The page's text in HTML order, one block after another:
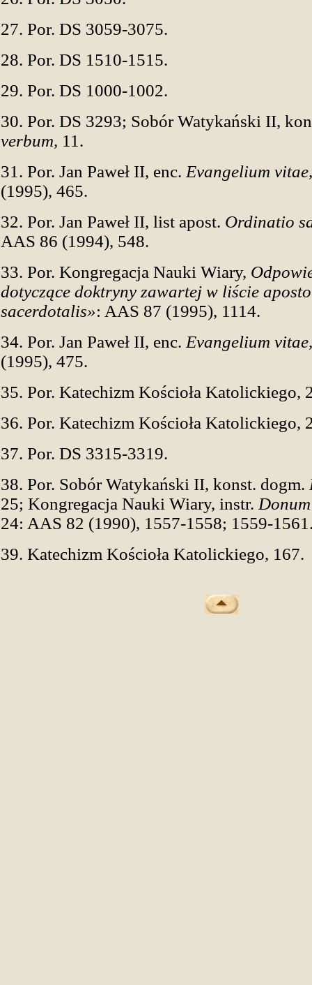
27. Por. DS 3059-3075.
28. Por. DS 1510-1515.
29. Por. DS 1000-1002.
30. Por. DS 3293; Sobór Watykański II,
verbum, 11.
31. Por. Jan Paweł II, enc. Evangelium vitae,
(1995), 465.
32. Por. Jan Paweł II, list apost. Ordinatio
AAS 86 (1994), 548.
33. Por. Kongregacja Nauki Wiary,
dotyczące doktryny zawartej w liście
sacerdotalis»: AAS 87 (1995), 1114.
34. Por. Jan Paweł II, enc. Evangelium vitae,
(1995), 475.
35. Por. Katechizm Kościoła Katolickiego,
36. Por. Katechizm Kościoła Katolickiego,
37. Por. DS 3315-3319.
38. Por. Sobór Watykański II, konst. dogm.
25; Kongregacja Nauki Wiary, instr.
24: AAS 82 (1990), 1557-1558; 1559-
39. Katechizm Kościoła Katolickiego, 167.